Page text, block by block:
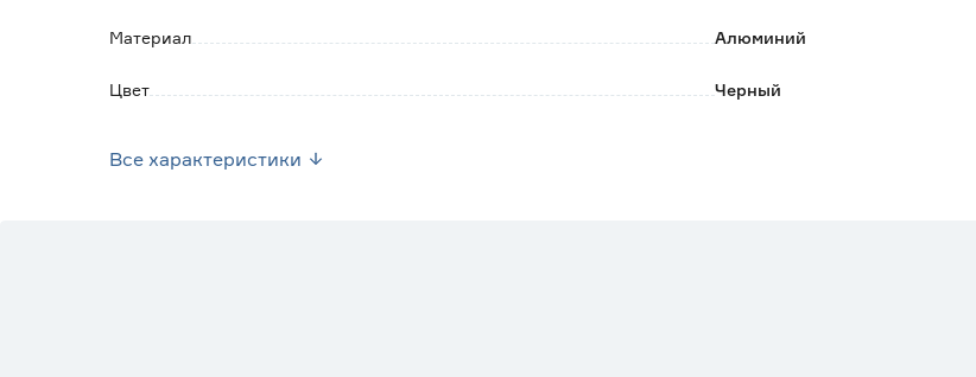
Материал Алюминий
Цвет Черный
Все характеристики